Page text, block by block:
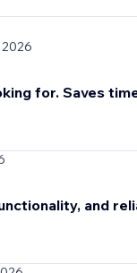
for. Saves
and